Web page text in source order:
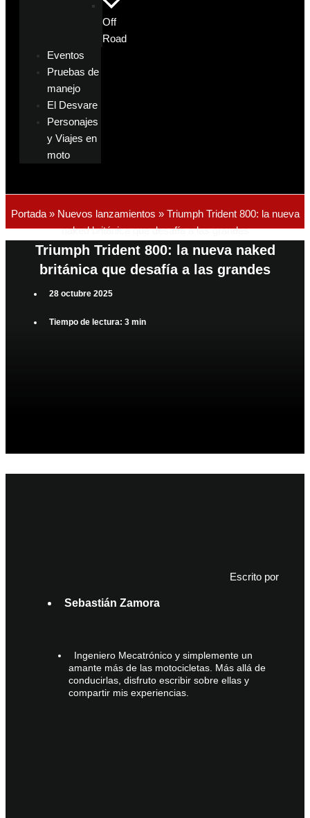
Off
Road
Eventos
Pruebas de
manejo
El Desvare
Personajes
y Viajes en
moto
Portada» Nuevos lanzamientos » Triumph Trident 800: la nueva
naked británica que desafía a las grandes
Triumph Trident 800: la nueva naked
británica que desafía a las grandes
28 octubre 2025
Tiempo de lectura: 3 min
Escrito por
Sebastián Zamora
Ingeniero Mecatrónico y simplemente un
amante más de las motocicletas. Más allá de
conducirlas, disfruto escribir sobre ellas y
compartir mis experiencias.